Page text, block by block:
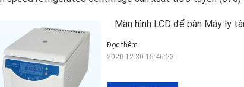
Màn hình LCD để bàn Máy ly
Đọc thêm
2020-12-30 15:46:23